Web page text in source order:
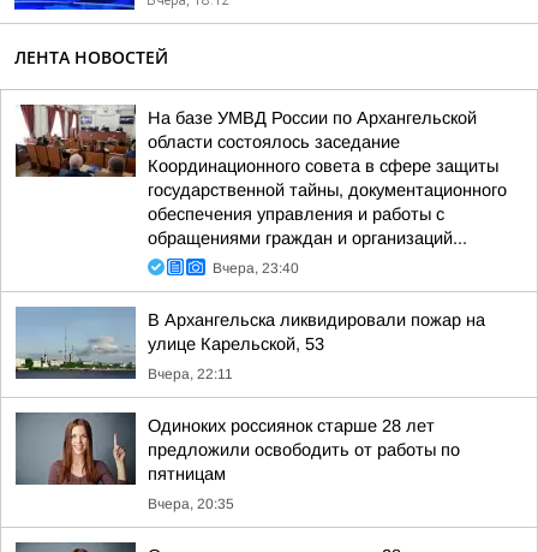
ЛЕНТА НОВОСТЕЙ
На базе УМВД России по Архангельской
области состоялось заседание
Координационного совета в сфере защиты
государственной тайны, документационного
обеспечения управления и работы с
обращениями граждан и организаций...
Вчера, 23:40
В Архангельска ликвидировали пожар на
улице Карельской, 53
Вчера, 22:11
Одиноких россиянок старше 28 лет
предложили освободить от работы по
пятницам
Вчера, 20:35